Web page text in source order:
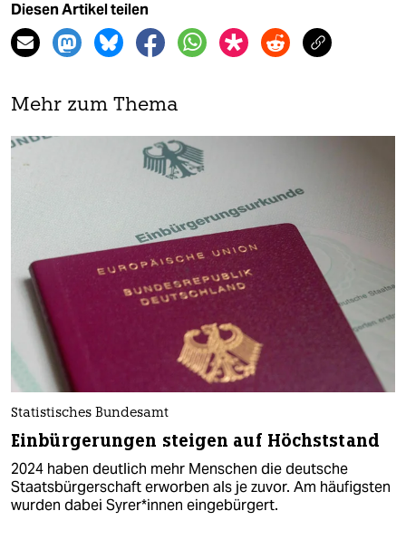
Diesen Artikel teilen
Mehr zum Thema
Statistisches Bundesamt
Einbürgerungen steigen auf Höchststand
2024 haben deutlich mehr Menschen die deutsche
Staatsbürgerschaft erworben als je zuvor. Am häufigsten
wurden dabei Sy­re­r*in­nen eingebürgert.